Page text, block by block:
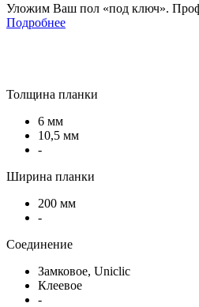
Уложим Ваш пол «под ключ».
Подробнее
Толщина планки
6 мм
10,5 мм
-
Ширина планки
200 мм
-
Соединение
Замковое, Uniclic
Клеевое
-